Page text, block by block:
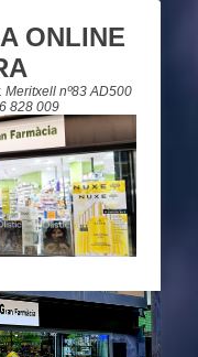
ONLINE
nº83 AD500
828 009